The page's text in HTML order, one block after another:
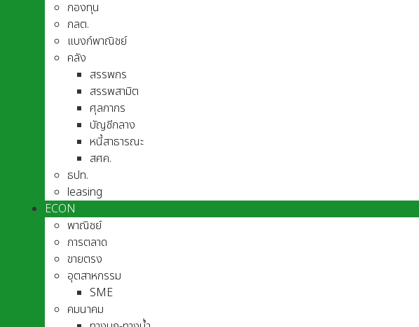
กองทุน
กลต.
แบงก์พาณิชย์
คลัง
สรรพกร
สรรพสามิต
ศุลกากร
บัญชีกลาง
หนี้สาธารณะ
สศค.
ธปท.
leasing
ECON
พาณิชย์
การตลาด
ขายตรง
อุตสาหกรรม
SME
คมนาคม